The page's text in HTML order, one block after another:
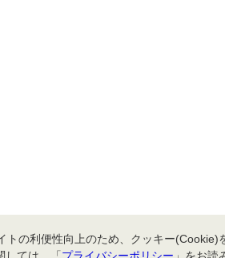
トの利便性向上のため、クッキー